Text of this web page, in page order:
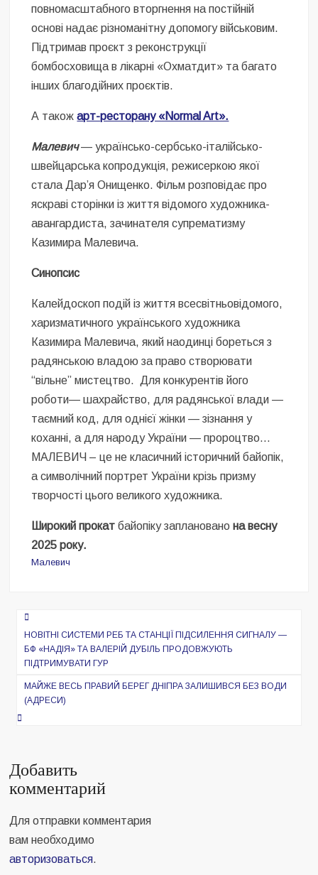
повномасштабного вторгнення на постійній
основі надає різноманітну допомогу військовим.
Підтримав проєкт з реконструкції
бомбосховища в лікарні «Охматдит» та багато
інших благодійних проєктів.
А такожарт-ресторану «Normal Art».
Малевич— українсько-сербсько-італійсько-
швейцарська копродукція, режисеркою якої
стала Дар’я Онищенко. Фільм розповідає про
яскраві сторінки із життя відомого художника-
авангардиста, зачинателя супрематизму
Казимира Малевича.
Синопсис
Калейдоскоп подій із життя всесвітньовідомого,
харизматичного українського художника
Казимира Малевича, який наодинці бореться з
радянською владою за право створювати
“вільне” мистецтво. Для конкурентів його
роботи— шахрайство, для радянської влади —
таємний код, для однієї жінки — зізнання у
коханні, а для народу України — пророцтво…
МАЛЕВИЧ – це не класичний історичний байопік,
а символічний портрет України крізь призму
творчості цього великого художника.
Широкий прокат байопіку запланованона весну
2025 року.
Малевич
Навигация
по
записям
НОВІТНІ СИСТЕМИ РЕБ ТА СТАНЦІЇ ПІДСИЛЕННЯ СИГНАЛУ —
БФ «НАДІЯ» ТА ВАЛЕРІЙ ДУБІЛЬ ПРОДОВЖУЮТЬ
ПІДТРИМУВАТИ ГУР
МАЙЖЕ ВЕСЬ ПРАВИЙ БЕРЕГ ДНІПРА ЗАЛИШИВСЯ БЕЗ ВОДИ
(АДРЕСИ)
Добавить
комментарий
Для отправки комментария
вам необходимо
авторизоваться.